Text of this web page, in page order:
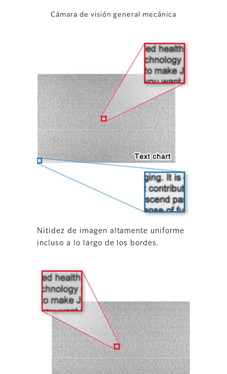
Cámara de visión general mecánica
Nitidez de imagen altamente uniforme
incluso a lo largo de los bordes.